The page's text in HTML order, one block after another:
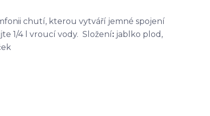
chutí, kterou vytváří jemné spojení
1/4 l vroucí vody. Složení: jablko plod,